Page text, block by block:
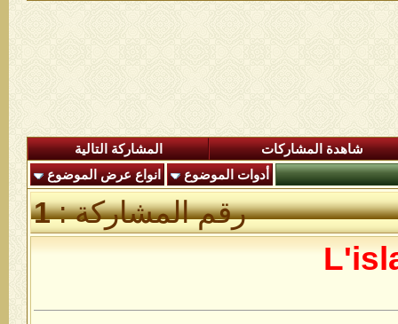
شاهدة المشاركات
المشاركة التالية
أدوات الموضوع
انواع عرض الموضوع
رقم المشاركة :1